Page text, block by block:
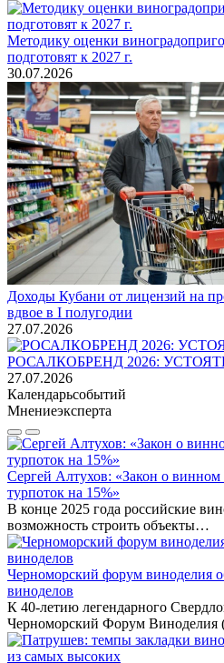
Методику оценки
подготовят к 2027 г.
30.07.2026
Доходы Кубани от лицензий на
вдвое в I полугодии
27.07.2026
РОСАЛКОБРЕНД 2026:
27.07.2026
Календарьсобытий
Мнениеэксперта
Сергей Алтухов: «Закон о
турпоток на 15%»
В конце 2025 года российские
возможность строить объекты…
Черноморский форум виноделия
виноделов
К 40-летию легендарного
Черноморский Форум Виноделия